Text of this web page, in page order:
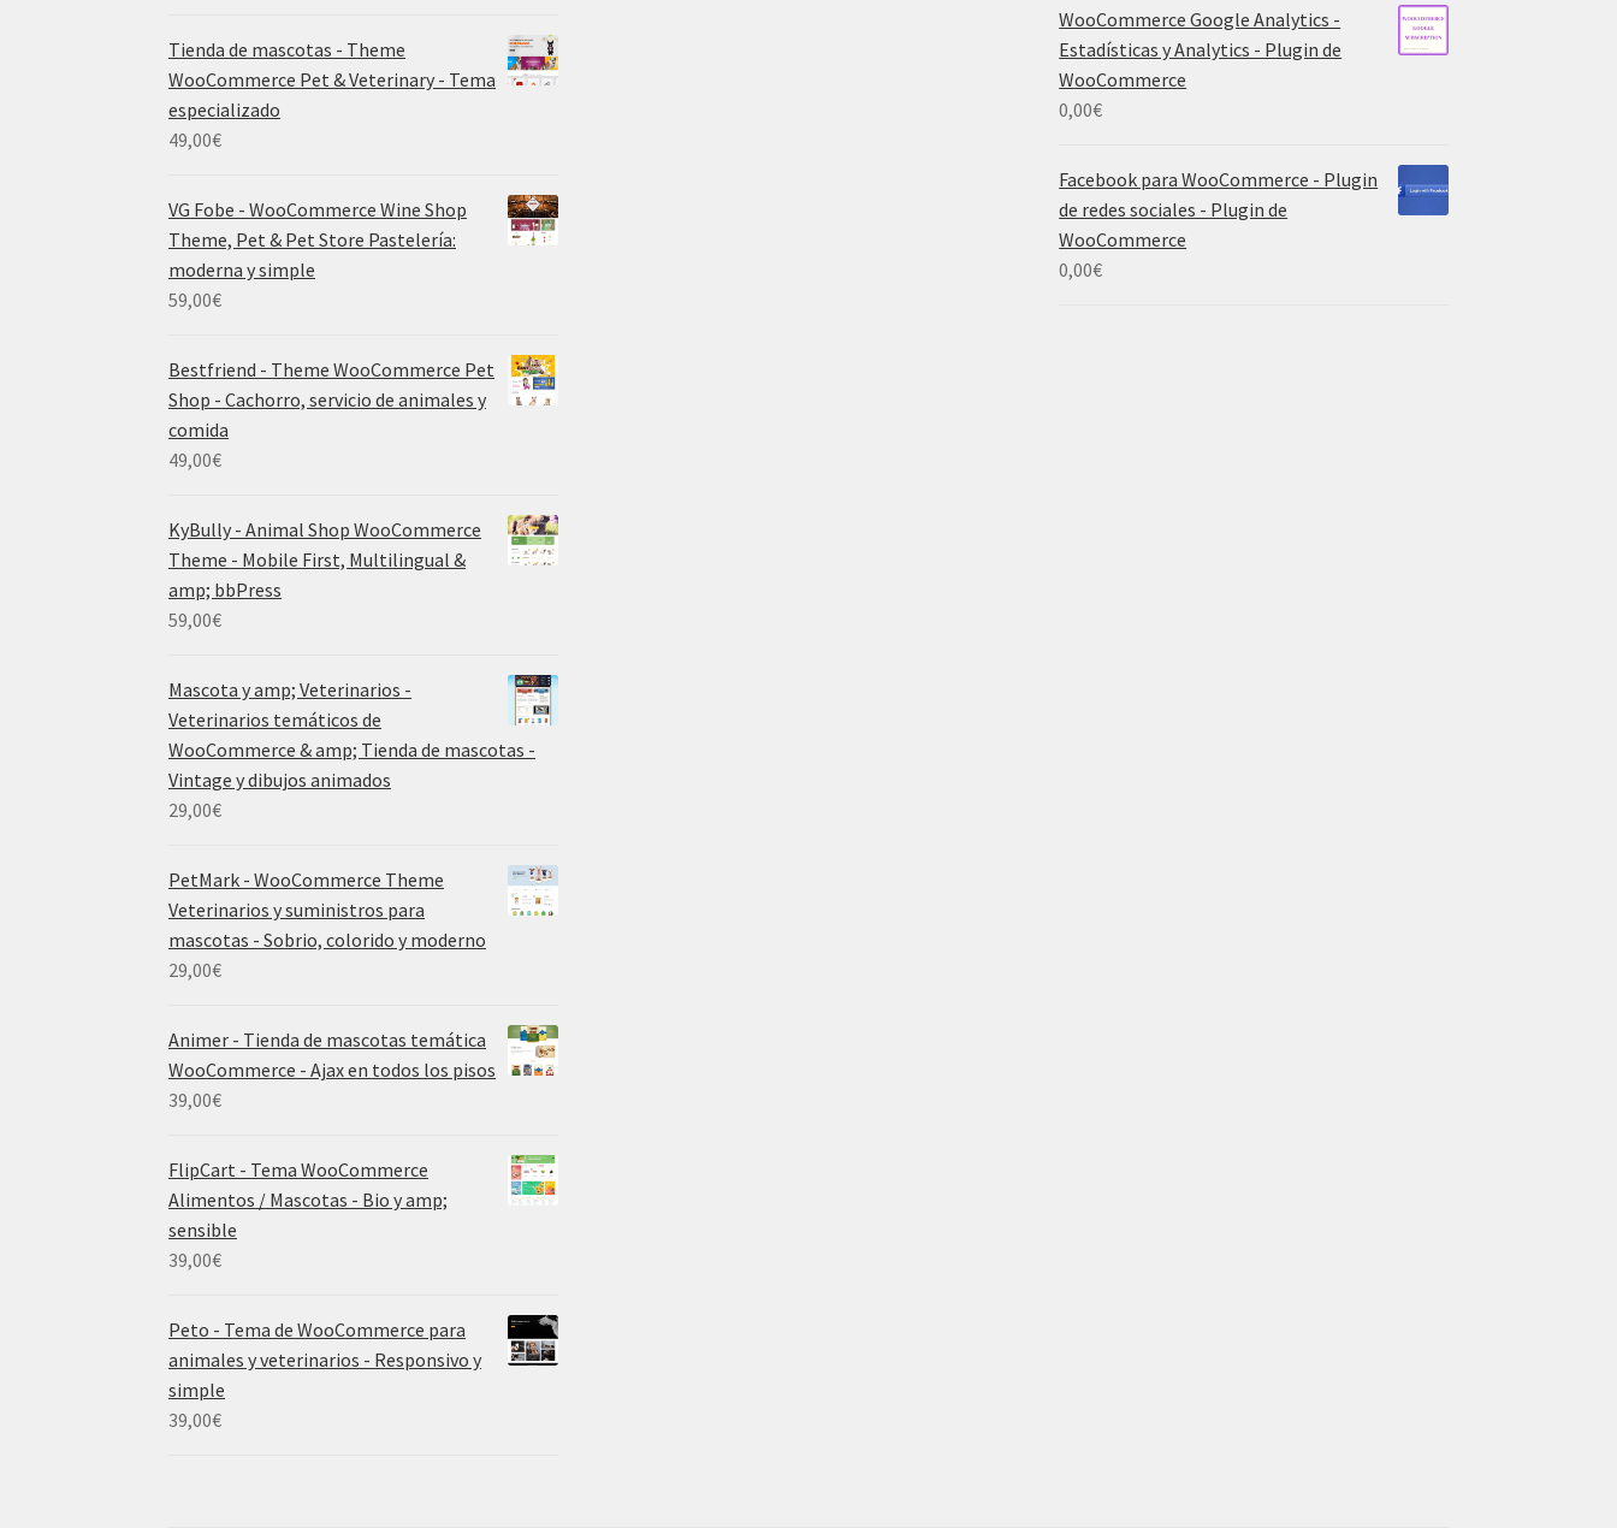
Tienda de mascotas - Theme
WooCommerce Pet & Veterinary - Tema
especializado
49,00€
VG Fobe - WooCommerce Wine Shop
Theme, Pet & Pet Store Pastelería:
moderna y simple
59,00€
Bestfriend - Theme WooCommerce Pet
Shop - Cachorro, servicio de animales y
comida
49,00€
KyBully - Animal Shop WooCommerce
Theme - Mobile First, Multilingual &
amp; bbPress
59,00€
Mascota y amp; Veterinarios -
Veterinarios temáticos de
WooCommerce & amp; Tienda de mascotas -
Vintage y dibujos animados
29,00€
PetMark - WooCommerce Theme
Veterinarios y suministros para
mascotas - Sobrio, colorido y moderno
29,00€
Animer - Tienda de mascotas temática
WooCommerce - Ajax en todos los pisos
39,00€
FlipCart - Tema WooCommerce
Alimentos / Mascotas - Bio y amp;
sensible
39,00€
Peto - Tema de WooCommerce para
animales y veterinarios - Responsivo y
simple
39,00€
WooCommerce Google Analytics -
Estadísticas y Analytics - Plugin de
WooCommerce
0,00€
Facebook para WooCommerce - Plugin
de redes sociales - Plugin de
WooCommerce
0,00€